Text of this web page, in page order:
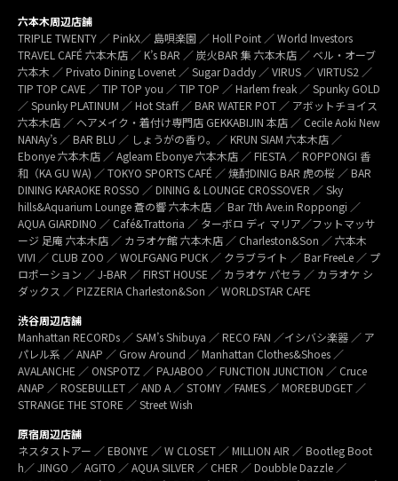
六本木周辺店舗
TRIPLE TWENTY ／ PinkX／ 島唄楽園 ／ Holl Point ／ World Investors
TRAVEL CAFÉ 六本木店 ／ K’s BAR ／ 炭火BAR 集 六本木店 ／ ベル・オーブ
六本木 ／ Privato Dining Lovenet ／ Sugar Daddy ／ VIRUS ／ VIRTUS2 ／
TIP TOP CAVE ／ TIP TOP you ／ TIP TOP ／ Harlem freak ／ Spunky GOLD
／ Spunky PLATINUM ／ Hot Staff ／ BAR WATER POT ／ アボットチョイス
六本木店 ／ ヘアメイク・着付け専門店 GEKKABIJIN 本店 ／ Cecile Aoki New
NANAy’s ／ BAR BLU ／ しょうがの香り。／ KRUN SIAM 六本木店 ／
Ebonye 六本木店 ／ Agleam Ebonye 六本木店 ／ FIESTA ／ ROPPONGI 香
和（KA GU WA) ／ TOKYO SPORTS CAFÉ ／ 焼酎DINIG BAR 虎の桜 ／ BAR
DINING KARAOKE ROSSO ／ DINING & LOUNGE CROSSOVER ／ Sky
hills&Aquarium Lounge 蒼の響 六本木店 ／ Bar 7th Ave.in Roppongi ／
AQUA GIARDINO ／ Café&Trattoria ／ ターボロ ディ マリア／フットマッサ
ージ 足庵 六本木店 ／ カラオケ館 六本木店 ／ Charleston&Son ／ 六本木
VIVI ／ CLUB ZOO ／ WOLFGANG PUCK ／ クラブライト ／ Bar FreeLe ／ プ
ロポーション ／ J-BAR ／ FIRST HOUSE ／ カラオケ パセラ ／ カラオケ シ
ダックス ／ PIZZERIA Charleston&Son ／ WORLDSTAR CAFE
渋谷周辺店舗
Manhattan RECORDs ／ SAM’s Shibuya ／ RECO FAN ／イシバシ楽器 ／ ア
パレル系 ／ ANAP ／ Grow Around ／ Manhattan Clothes&Shoes ／
AVALANCHE ／ ONSPOTZ ／ PAJABOO ／ FUNCTION JUNCTION ／ Cruce
ANAP ／ ROSEBULLET ／ AND A ／ STOMY ／FAMES ／ MOREBUDGET ／
STRANGE THE STORE ／ Street Wish
原宿周辺店舗
ネスタストアー ／ EBONYE ／ W CLOSET ／ MILLION AIR ／ Bootleg Boot
h／ JINGO ／ AGITO ／ AQUA SILVER ／ CHER ／ Doubble Dazzle ／